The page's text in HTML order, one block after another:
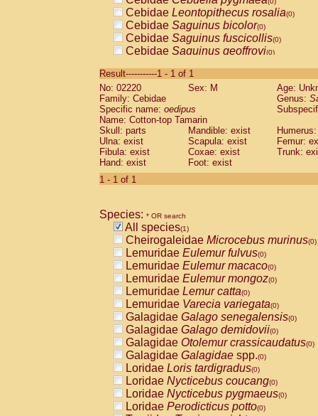
Cebidae Leontopithecus rosalia(0)
Cebidae Saguinus bicolor(0)
Cebidae Saguinus fuscicollis(0)
Cebidae Saguinus geoffroyi(0)
CebidaeSaguinus labiatus(0)
Cebidae Saguinus leucopus (0)
Cebidae
CebidaeSaguinus mystax
Cebidae Saguinus nigricollis (0)
Cebidae Saguinus oedipus
Cebidae Saguinus weddelli
Cebidae Saguinusspp.
Cebidae
CebidaeCebus capucinus
CebidaeCebus nigrivittatus
CebidaeCebus spp.(0)
CebidaeSaimiri boliviensis(0)
CebidaeSaimiri sciureus(0)
AtelidaeAlouatta caraya(0)
AtelidaeAlouatta fusca(0)
AtelidaeAlouatta seniculus(0)
AtelidaeAlouattaspp.(0)
AtelidaeAteles belzebuth(0)
AtelidaeAteles geoffroyi(0)
AtelidaeAteles paniscus(0)
AtelidaeAtelesspp.(0)
AtelidaeLagothrix lagothricha(0)
AtelidaeLagothrix lagothricha cana
PitheciidaeCacajao calvus
Result-----------1 - 1 of 1
No: 02220
Sex: M
Age:
Family: Cebidae
Genus:
Specific name: oedipus
Name: Cotton-top Tamarin
Skull: parts
Mandible: exist
Ulna: exist
Scapula: exist
Femur:
Fibula: exist
Coxae: exist
Trunk:
Hand: exist
Foot: exist
1 - 1 of 1
Species: * OR search
All species(1)
Cheirogaleidae Microcebus murinus(0)
Lemuridae Eulemur fulvus(0)
Lemuridae Eulemur macaco(0)
Lemuridae Eulemur mongoz(0)
Lemuridae Lemur catta(0)
Lemuridae Varecia variegata(0)
Galagidae Galago senegalensis(0)
Galagidae Galago demidovii(0)
Galagidae Otolemur crassicaudatus(0)
Galagidae Galagidae spp.(0)
Loridae Loris tardigradus(0)
Loridae Nycticebus coucang(0)
Loridae Nycticebus pygmaeus(0)
Loridae Perodicticus potto(0)